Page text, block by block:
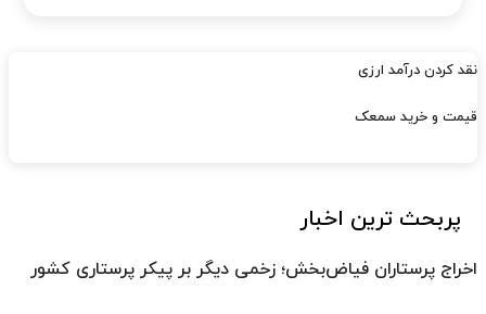
نقد کردن درآمد ارزی
قیمت و خرید سمعک
پربحث ترین اخبار
اخراج پرستاران فیاض‌بخش؛ زخمی دیگر بر پیکر پرستاری کشور